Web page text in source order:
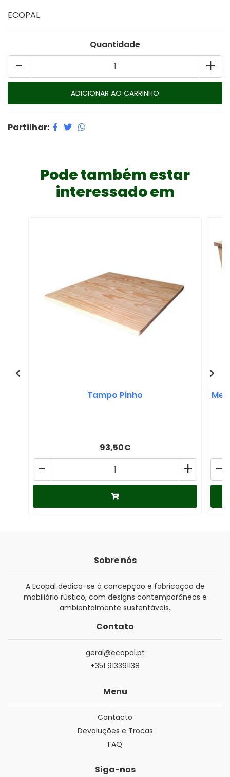
ECOPAL
Quantidade
+
-
Partilhar:
Pode também estar
interessado em
Tampo Pinho
93,50€
+
- -
Sobre nós
A Ecopal dedica-se à concepção e fabricação de
mobiliário rústico, com designs contemporâneos e
ambientalmente sustentáveis.
Contato
geral@ecopal.pt
+351 913391138
Menu
Contacto
Devoluções e Trocas
FAQ
Siga-nos